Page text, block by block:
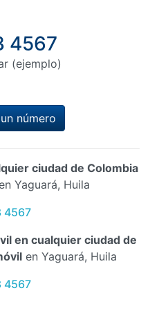
4567
(ejemplo)
número
ciudad de Colombia
Yaguará, Huila
4567
en cualquier ciudad de
en Yaguará, Huila
4567